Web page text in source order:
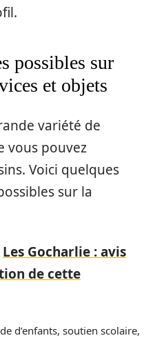
possibles sur
et objets
variété de
vous pouvez
Voici quelques
sur la
Les Gocharlie : avis
de cette
d’enfants, soutien scolaire,